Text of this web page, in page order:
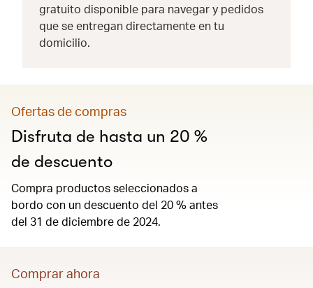
gratuito disponible para navegar y pedidos
que se entregan directamente en tu
domicilio.
Ofertas de compras
Disfruta de hasta un 20 %
de descuento
Compra productos seleccionados a
bordo con un descuento del 20 % antes
del 31 de diciembre de 2024.
Comprar ahora